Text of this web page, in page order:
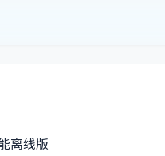
离线版